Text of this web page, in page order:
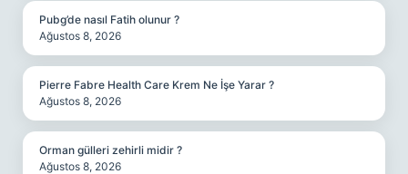
Pubg’de nasıl Fatih olunur ?
Ağustos 8, 2026
Pierre Fabre Health Care Krem Ne İşe Yarar ?
Ağustos 8, 2026
Orman gülleri zehirli midir ?
Ağustos 8, 2026